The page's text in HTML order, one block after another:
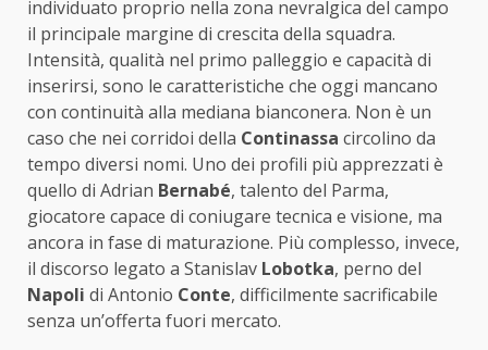
individuato proprio nella zona nevralgica del campo
il principale margine di crescita della squadra.
Intensità, qualità nel primo palleggio e capacità di
inserirsi, sono le caratteristiche che oggi mancano
con continuità alla mediana bianconera. Non è un
caso che nei corridoi della Continassa circolino da
tempo diversi nomi. Uno dei profili più apprezzati è
quello di Adrian Bernabé, talento del Parma,
giocatore capace di coniugare tecnica e visione, ma
ancora in fase di maturazione. Più complesso, invece,
il discorso legato a Stanislav Lobotka, perno del
Napoli di Antonio Conte, difficilmente sacrificabile
senza un’offerta fuori mercato.